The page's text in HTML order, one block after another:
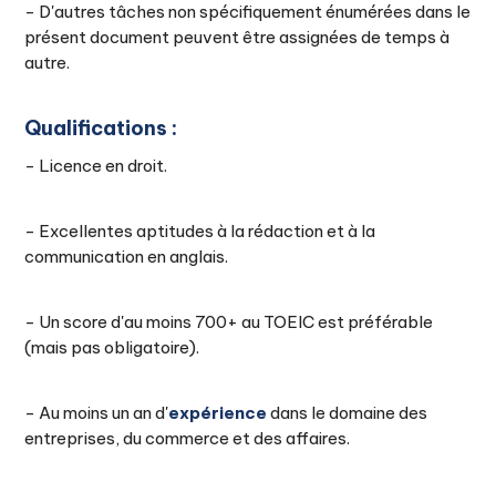
- D'autres tâches non spécifiquement énumérées dans le
présent document peuvent être assignées de temps à
autre.
Qualifications :
- Licence en droit.
- Excellentes aptitudes à la rédaction et à la
communication en anglais.
- Un score d'au moins 700+ au TOEIC est préférable
(mais pas obligatoire).
- Au moins un an d'expérience dans le domaine des
entreprises, du commerce et des affaires.